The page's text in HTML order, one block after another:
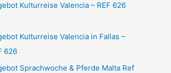
Kulturreise Valencia – REF 626
Kulturreise Valencia in Fallas –
626
Sprachwoche & Pferde Malta Ref